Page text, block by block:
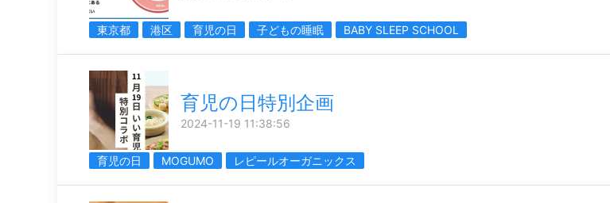
東京都 港区 育児の日 子どもの睡眠 BABY SLEEP SCHOOL
育児の日特別企画
2024-11-19 11:38:56
育児の日 MOGUMO レピールオーガニックス